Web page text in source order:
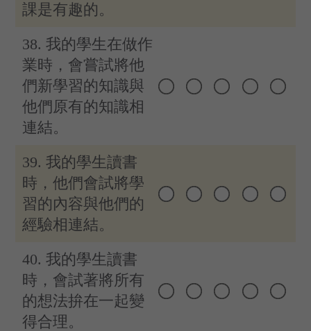
課是有趣的。
38. 我的學生在做作
業時，會嘗試將他
們新學習的知識與
他們原有的知識相
連結。
39. 我的學生讀書
時，他們會試將學
習的內容與他們的
經驗相連結。
40. 我的學生讀書
時，會試著將所有
的想法拚在一起變
得合理。